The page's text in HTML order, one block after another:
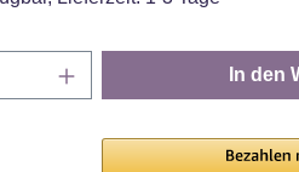
Anzahl: Gib den In den